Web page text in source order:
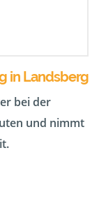
in Landsberg
bei der
und nimmt